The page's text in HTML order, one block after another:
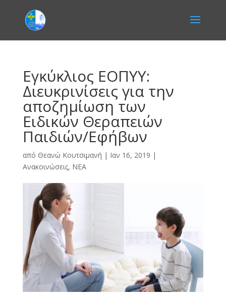
Εγκύκλιος ΕΟΠΥΥ:
Διευκρινίσεις για την
αποζημίωση των
Ειδικών Θεραπειών
Παιδιών/Εφήβων
από Θεανώ Κουτσιμανή | Ιαν 16, 2019 |
Ανακοινώσεις, ΝΕΑ